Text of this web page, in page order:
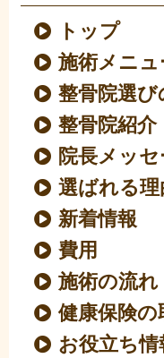
トップ
施術メニュ
整骨院選び
整骨院紹介
院長メッ
選ばれる理
新着情報
費用
施術の流れ
健康保険
お役立ち情